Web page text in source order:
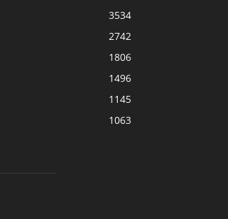
3534
2742
1806
1496
1145
1063